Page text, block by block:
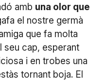
amb una olor que
el nostre germà
que fa molta
seu cap, esperant
i en trobes una
tornant boja. El